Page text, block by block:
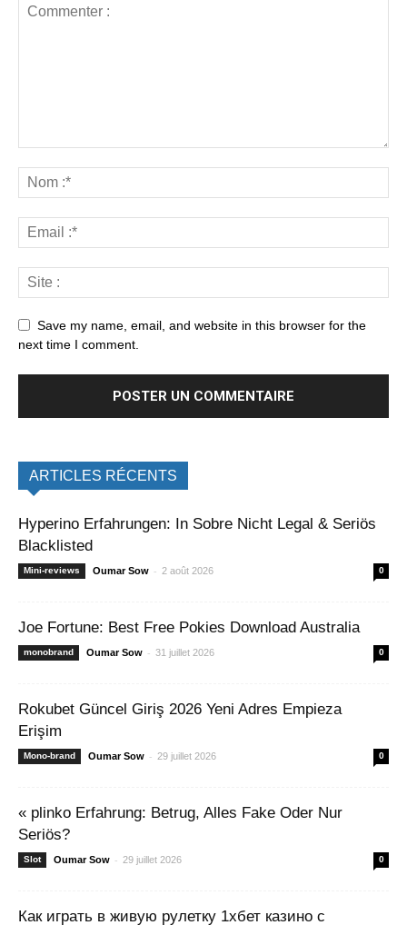
Save my name, email, and website in this browser for the
next time I comment.
ARTICLES RÉCENTS
Hyperino Erfahrungen: In Sobre Nicht Legal & Seriös
Blacklisted
Mini-reviews Oumar Sow - 2 août 2026 0
Joe Fortune: Best Free Pokies Download Australia
monobrand Oumar Sow - 31 juillet 2026 0
Rokubet Güncel Giriş 2026 Yeni Adres Empieza
Erişim
Mono-brand Oumar Sow - 29 juillet 2026 0
« plinko Erfahrung: Betrug, Alles Fake Oder Nur
Seriös?
Slot Oumar Sow - 29 juillet 2026 0
Как играть в живую рулетку 1хбет казино с